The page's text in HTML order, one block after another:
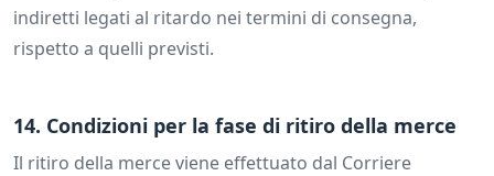
indiretti legati al ritardo nei termini di consegna,
rispetto a quelli previsti.
14. Condizioni per la fase di ritiro della merce
Il ritiro della merce viene effettuato dal Corriere